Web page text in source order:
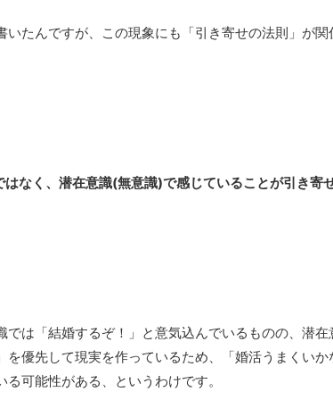
いたんですが、この現象にも「引き寄せの法則」が関
なく、潜在意識(無意識)で感じていることが引き寄
では「結婚するぞ！」と意気込んでいるものの、潜
を優先して現実を作っているため、「婚活うまくい
可能性がある、というわけです。